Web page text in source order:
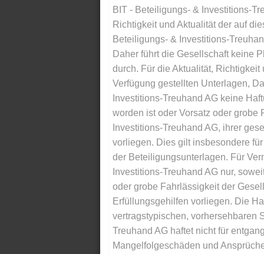
BIT - Beteiligungs- & Investitions-
Richtigkeit und Aktualität der auf
Beteiligungs- & Investitions-
Daher führt die Gesellschaft keine
durch. Für die Aktualität,
Verfügung gestellten Unterlagen,
Investitions-Treuhand AG keine
worden ist oder Vorsatz oder
Investitions-Treuhand AG, ihrer
vorliegen. Dies gilt insbesondere
der Beteiligungsunterlagen. Für
Investitions-Treuhand AG nur,
oder grobe Fahrlässigkeit der
Erfüllungsgehilfen vorliegen. Die
vertragstypischen, vorhersehbaren
Treuhand AG haftet nicht für
Mangelfolgeschäden und